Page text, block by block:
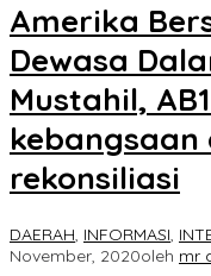
Amerika
Dewasa
Mustahil,
rekonsiliasi
DAERAH, INFORMASI,
November, 2020oleh mr